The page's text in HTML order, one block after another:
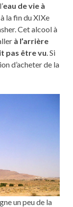
eau de vie à
la fin du XIXe
Cet alcool à
à l’arrière
pas être vu . Si
d’acheter de la
un peu de la